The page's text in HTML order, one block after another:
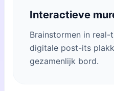
Interactieve
Brainstormen in real-
digitale post-its
gezamenlijk bord.